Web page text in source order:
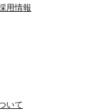
用情報
いて